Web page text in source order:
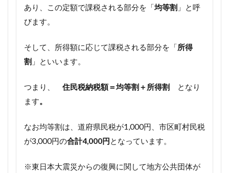
あり、この定額で課税される部分を「均等割 」と呼
びます。
そして、所得額に応じて課税される部分を「所得
割 」といいます。
つまり、 住民税納税額＝均等割＋所得割
となり
ます 。
なお均等割は、道府県民税が1,000円、市区町村民税
が3,000円の合計4,000円 となっています。
※東日本大震災からの復興に関して地方公共団体が